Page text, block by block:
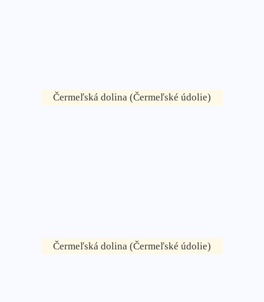
Čermeľská dolina (Čermeľské údolie)
Čermeľská dolina (Čermeľské údolie)